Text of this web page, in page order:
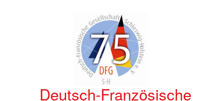
Deutsch-Französische